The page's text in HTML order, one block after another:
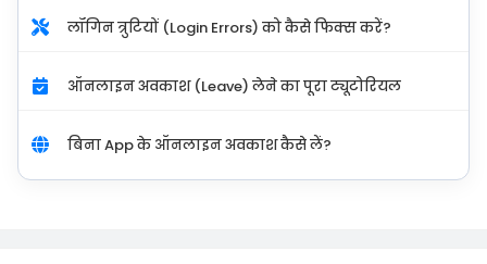
लॉगिन त्रुटियों (Login Errors) को कैसे फिक्स करें?
ऑनलाइन अवकाश (Leave) लेने का पूरा ट्यूटोरियल
बिना App के ऑनलाइन अवकाश कैसे लें?